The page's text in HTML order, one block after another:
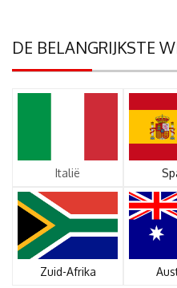
DE BELANGRIJKSTE
Italië
Zuid-Afrika